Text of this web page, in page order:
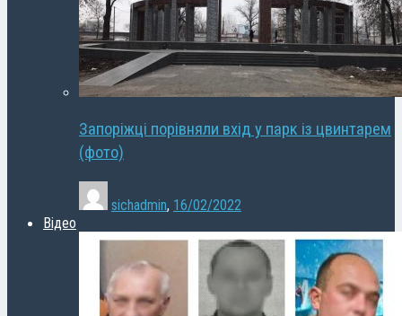
Запоріжці порівняли вхід у парк із цвинтарем
(фото)
sichadmin, 16/02/2022
Відео